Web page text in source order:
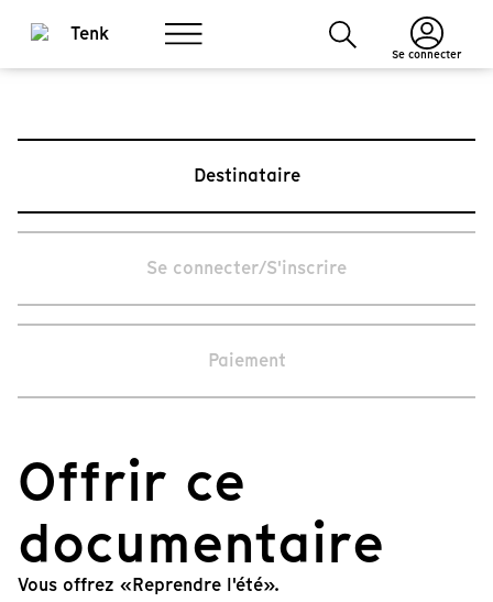
Se connecter
Destinataire
Se connecter/S'inscrire
Paiement
Offrir ce
documentaire
Vous offrez «Reprendre l'été».